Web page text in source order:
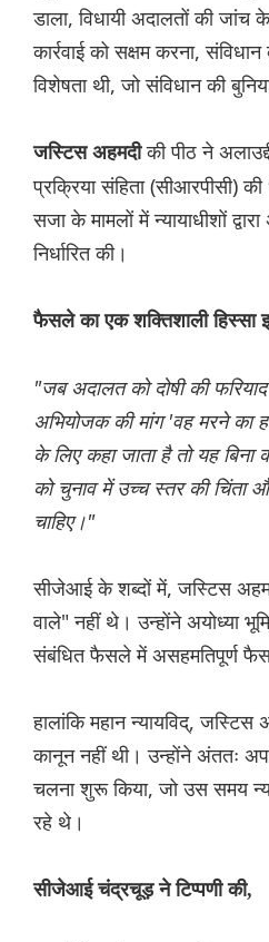
डाला, विधायी अदालतों की जांच
कार्रवाई को सक्षम करना,
विशेषता थी, जो संविधान की
जस्टिस अहमदीकी पीठ ने
प्रक्रिया संहिता (सीआरपीसी)
सजा के मामलों में न्यायाधीशों
निर्धारित की।
फैसले का एक शक्तिशाली हिस्सा
"जब अदालत को दोषी की
अभियोजक की मांग 'वह मरने का
के लिए कहा जाता है तो यह
को चुनाव में उच्च स्तर की चिंता
चाहिए।"
सीजेआई के शब्दों में, जस्टिस
वाले" नहीं थे। उन्होंने अयोध्या
संबंधित फैसले में असहमतिपूर्ण
हालांकि महान न्यायविद्, जस्टिस
कानून नहीं थी। उन्होंने अंततः
चलना शुरू किया, जो उस समय
रहे थे।
सीजेआई चंद्रचूड़ ने टिप्पणी की,